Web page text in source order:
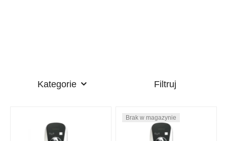
Kategorie Filtruj